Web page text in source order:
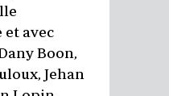
et avec
Boon,
Jehan